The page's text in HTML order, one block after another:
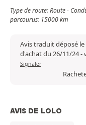
Type de route: Route -
parcourus: 15000 km
Avis traduit déposé
d'achat du 26/11/24-
Signaler
AVIS DE LOLO